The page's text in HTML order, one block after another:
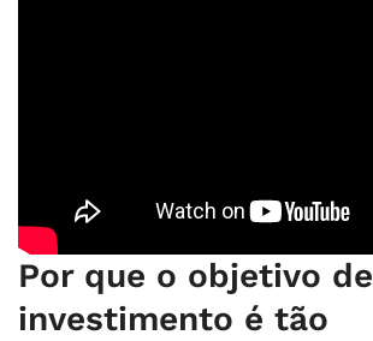
Por que o objetivo de
investimento é tão